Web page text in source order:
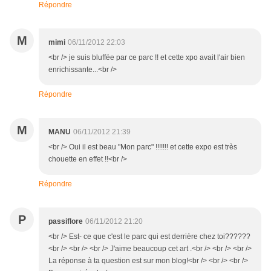
Répondre
M mimi 06/11/2012 22:03
<br /> je suis bluffée par ce parc !! et cette xpo avait l'air bien
enrichissante...<br />
Répondre
M MANU 06/11/2012 21:39
<br /> Oui il est beau "Mon parc" !!!!!!! et cette expo est très
chouette en effet !!<br />
Répondre
P passiflore 06/11/2012 21:20
<br /> Est- ce que c'est le parc qui est derrière chez toi??????
<br /> <br /> <br /> J'aime beaucoup cet art .<br /> <br /> <br />
La réponse à ta question est sur mon blog!<br /> <br /> <br />